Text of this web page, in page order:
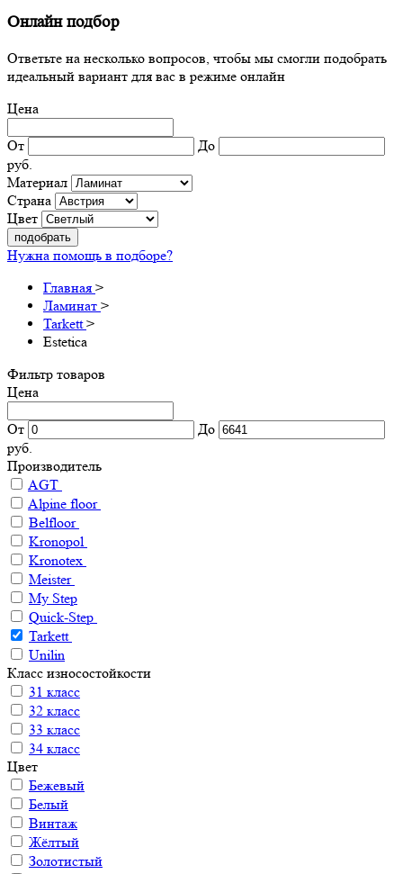
Онлайн подбор
Ответьте на несколько вопросов, чтобы мы смогли подобрать
идеальный вариант для вас в режиме онлайн
Цена
От
До
руб.
Материал
Страна
Цвет
подобрать
Нужна помощь в подборе?
Главная >
Ламинат >
Tarkett>
Estetica
Фильтр товаров
Цена
От
До
руб.
Производитель
AGT
Alpine floor
Belfloor
Kronopol
Kronotex
Meister
My Step
Quick-Step
Tarkett
Unilin
Класс износостойкости
31 класс
32 класс
33 класс
34 класс
Цвет
Бежевый
Белый
Винтаж
Жёлтый
Золотистый